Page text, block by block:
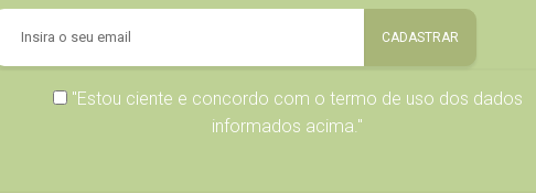
"Estou ciente e concordo com o termo de uso dos dados
informados acima."